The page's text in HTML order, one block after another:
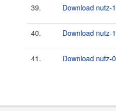
39. Download nutz-
40. Download nutz-
41. Download nutz-